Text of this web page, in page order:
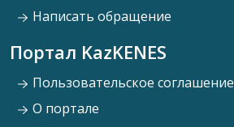
Написать обращение
Портал KazKENES
Пользовательское соглашение
О портале